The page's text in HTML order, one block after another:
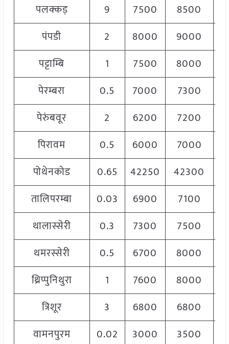
पलक्कड़
9 7500 8500
पंपडी
2 8000 9000
पट्टाम्बि
1 7500 8000
पेरम्बरा
0.5 7000 7300
पेरुंबवूर
2 6200 7200
पिरावम
0.5 6000 7000
पोथेनकोड
0.65 42250 42300
तालिपरम्बा
0.03 6900 7100
थालास्सेरी
0.3 7300 7500
थमरस्सेरी
0.5 6700 8000
थ्रिप्पुनिथुरा
1 7600 8000
त्रिशूर
3 6800 6800
वामनपुरम
0.02 3000 3500